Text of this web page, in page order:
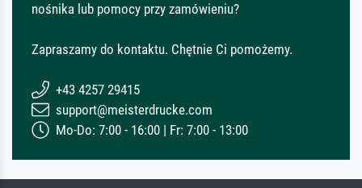
nośnika lub pomocy przy zamówieniu?
Zapraszamy do kontaktu. Chętnie Ci pomożemy.
+43 4257 29415
support@meisterdrucke.com
Mo-Do: 7:00 - 16:00 | Fr: 7:00 - 13:00